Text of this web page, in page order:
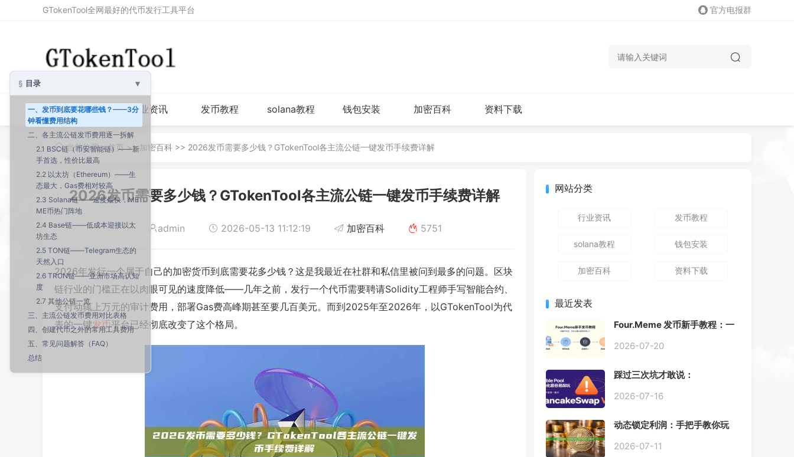
GTokenTool全网最好的代币发行工具平台 官方电报群
首页 行业资讯 发币教程 solana教程 钱包安装 加密百科 资料下载
当前位置：首页>>加密百科 >> 2026发币需要多少钱？GTokenTool各主流公链一键发币手续费详解
2026发币需要多少钱？GTokenTool各主流公链一键发币手续费详解
admin 2026-05-13 11:12:19 加密百科 5751
2026年发行一个属于自己的加密货币到底需要花多少钱？这是我最近在社群和私信里被问到最多的问题。区块
链行业的门槛正在以肉眼可见的速度降低——几年之前，发行一个代币需要聘请Solidity工程师手写智能合约、
支付动辄上万元的审计费用，部署Gas费高峰期甚至要几百美元。而到2025年至2026年，以GTokenTool为代
表的一键发币平台已经彻底改变了这个格局。
网站分类
行业资讯 发币教程
solana教程 钱包安装
加密百科 资料下载
最近发表
Four.Meme 发币新手教程：一
动踩坑
2026-07-20
踩过三次坑才敢说：
Pool 最容易翻车的不是手续
2026-07-16
动态锁定利润：手把手教你玩
2026-07-11
目录 ▾
一、发币到底要花哪些钱？——3分
钟看懂费用结构
二、各主流公链发币费用逐一拆解
2.1 BSC链（币安智能链）——新
手首选，性价比最高
2.2 以太坊（Ethereum）——生
态最大，Gas费相对较高
2.3 Solana链——速度最快，ME
ME币热门阵地
2.4 Base链——低成本迎接以太
坊生态
2.5 TON链——Telegram生态的
天然入口
2.6 TRON链——亚洲市场高认知
度
2.7 其他公链一览
三、主流公链发币费用对比表格
四、创建代币之外的常用工具费用
五、常见问题解答（FAQ）
总结